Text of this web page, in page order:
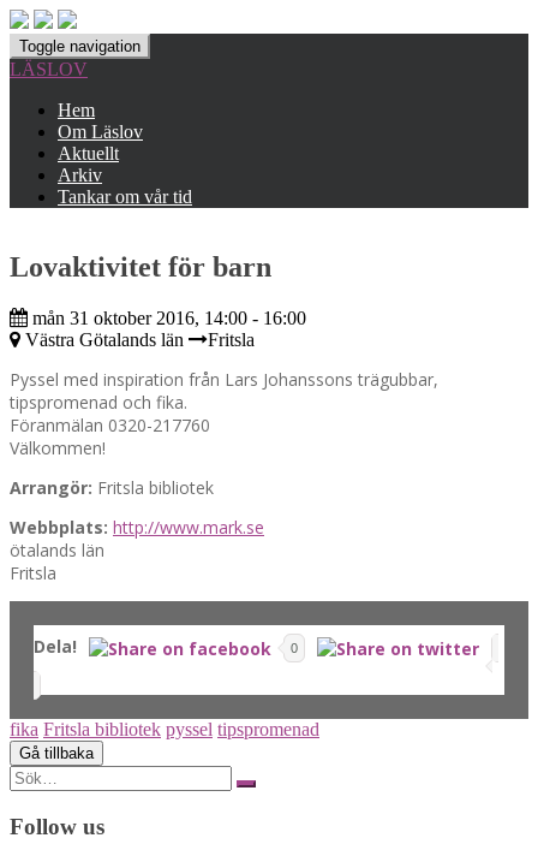
Toggle navigation
LÄSLOV
Hem
Om Läslov
Aktuellt
Arkiv
Tankar om vår tid
Lovaktivitet för barn
mån 31 oktober 2016, 14:00 - 16:00
Västra Götalands län
Fritsla
Pyssel med inspiration från Lars Johanssons trägubbar,
tipspromenad och fika.
Föranmälan 0320-217760
Välkommen!
Arrangör: Fritsla bibliotek
Webbplats: http://www.mark.se
ötalands län
Fritsla
Dela! 0
fika Fritsla bibliotek pyssel tipspromenad
Search
for:
Follow us